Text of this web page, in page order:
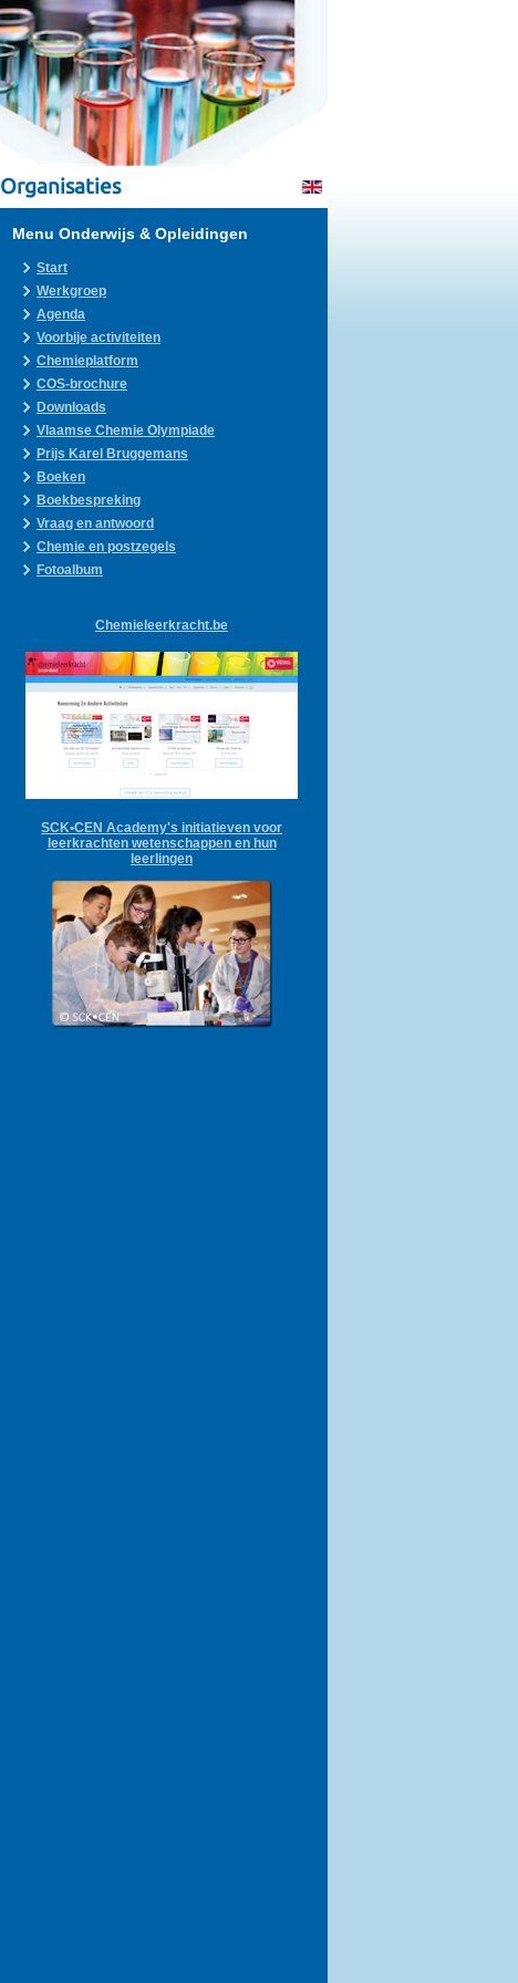
Organisaties
Menu Onderwijs & Opleidingen
Start
Werkgroep
Agenda
Voorbije activiteiten
Chemieplatform
COS-brochure
Downloads
Vlaamse Chemie Olympiade
Prijs Karel Bruggemans
Boeken
Boekbespreking
Vraag en antwoord
Chemie en postzegels
Fotoalbum
Chemieleerkracht.be
SCK•CEN Academy's initiatieven voor
leerkrachten wetenschappen en hun
leerlingen